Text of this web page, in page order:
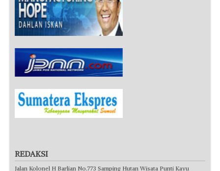
REDAKSI
Jalan Kolonel H Barlian No.773 Samping Hutan Wisata Punti Kayu